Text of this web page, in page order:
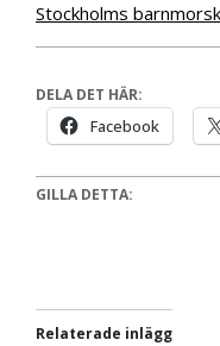
Stockholms
DELA DET HÄR:
Facebook
GILLA DETTA:
Relaterade inlägg